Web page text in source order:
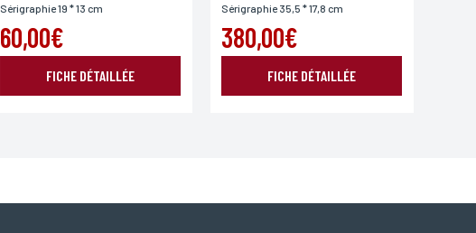
Sérigraphie 19 * 13 cm
60,00€
FICHE DÉTAILLÉE
Sérigraphie 35,5 * 17,8 cm
380,00€
FICHE DÉTAILLÉE